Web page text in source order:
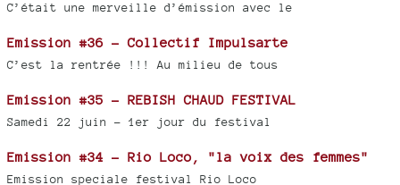
C’était une merveille d’émission avec le
Emission #36 - Collectif Impulsarte
C’est la rentrée !!! Au milieu de tous
Emission #35 - REBISH CHAUD FESTIVAL
Samedi 22 juin - 1er jour du festival
Emission #34 - Rio Loco, "la voix des femmes"
Emission speciale festival Rio Loco